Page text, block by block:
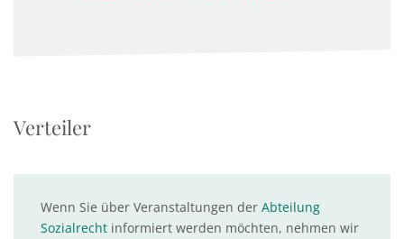
Verteiler
Wenn Sie über Veranstaltungen der Abteilung
Sozialrecht informiert werden möchten, nehmen wir